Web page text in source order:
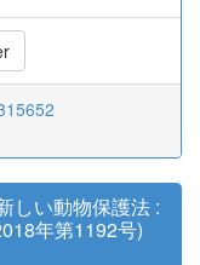
しい動物保護法 :
年第1192号)